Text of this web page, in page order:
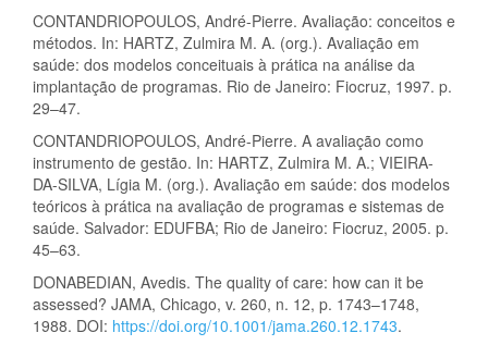
CONTANDRIOPOULOS, André-Pierre. Avaliação: conceitos e
métodos. In: HARTZ, Zulmira M. A. (org.). Avaliação em
saúde: dos modelos conceituais à prática na análise da
implantação de programas. Rio de Janeiro: Fiocruz, 1997. p.
29–47.
CONTANDRIOPOULOS, André-Pierre. A avaliação como
instrumento de gestão. In: HARTZ, Zulmira M. A.; VIEIRA-
DA-SILVA, Lígia M. (org.). Avaliação em saúde: dos modelos
teóricos à prática na avaliação de programas e sistemas de
saúde. Salvador: EDUFBA; Rio de Janeiro: Fiocruz, 2005. p.
45–63.
DONABEDIAN, Avedis. The quality of care: how can it be
assessed? JAMA, Chicago, v. 260, n. 12, p. 1743–1748,
1988. DOI: https://doi.org/10.1001/jama.260.12.1743.